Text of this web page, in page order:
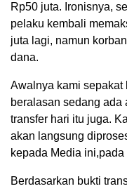
Rp50 juta. Ironisnya,
pelaku kembali
juta lagi, namun
dana.
Awalnya kami sepakat
beralasan sedang
transfer hari itu juga.
akan langsung
kepada Media
Berdasarkan bukti